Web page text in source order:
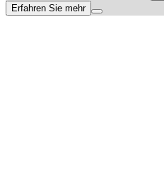
Erfahren Sie mehr